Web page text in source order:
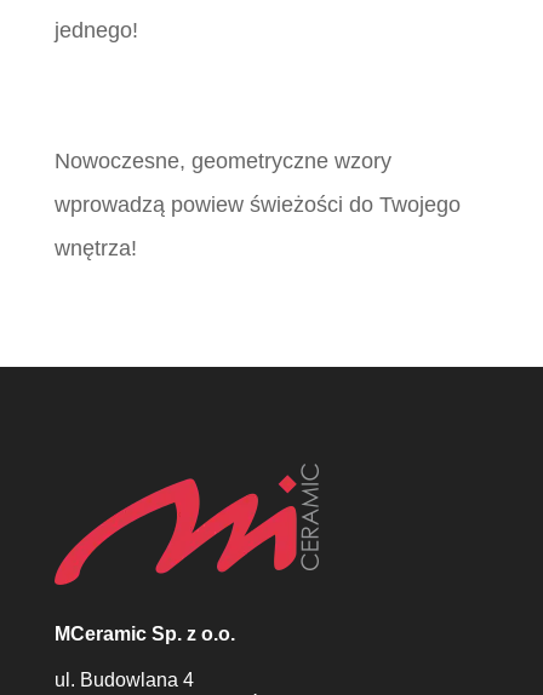
jednego!
Nowoczesne, geometryczne wzory
wprowadzą powiew świeżości do Twojego
wnętrza!
MCeramic Sp. z o.o.
ul. Budowlana 4